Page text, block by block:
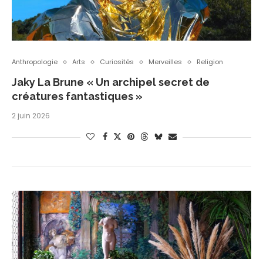
Anthropologie Arts Curiosités Merveilles Religion
Jaky La Brune « Un archipel secret de
créatures fantastiques »
2 juin 2026